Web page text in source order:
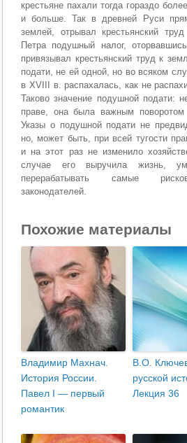
крестьяне пахали тогда гораздо
и больше. Так в древней Руси
землей, отрывал крестьянский
Петра подушный налог,
привязывал крестьянский труд к
подати, не ей одной, но во всяком
в XVIII в. распахалась, как не
Таково значение подушной подати:
праве, она была важным поворотом
Указы о подушной подати не
но, может быть, при всей тугости
и на этот раз не изменило
случае его выручила жизнь,
перерабатывать самые
законодателей.
Похожие материалы
Владимир Махнач.
История России.
Павел I — первый
романтик
В.О.
русской
Лекция 36